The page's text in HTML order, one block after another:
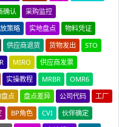
确认
采购监控
策略 实地盘点
物料凭证
供应商退货 货物发出
STO
MIRO
供应商发票
实操教程 MRBR
OMR6
点 盘点差异 公司代码
工厂
BP角色 CVI
伙伴确定